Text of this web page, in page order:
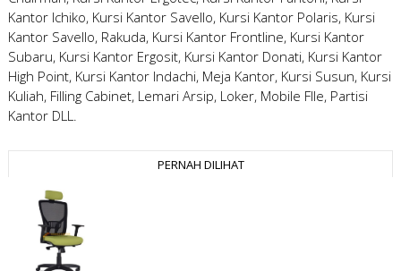
Kantor Ichiko, Kursi Kantor Savello, Kursi Kantor Polaris, Kursi
Kantor Savello, Rakuda, Kursi Kantor Frontline, Kursi Kantor
Subaru, Kursi Kantor Ergosit, Kursi Kantor Donati, Kursi Kantor
High Point, Kursi Kantor Indachi, Meja Kantor, Kursi Susun, Kursi
Kuliah, Filling Cabinet, Lemari Arsip, Loker, Mobile FIle, Partisi
Kantor DLL.
PERNAH DILIHAT